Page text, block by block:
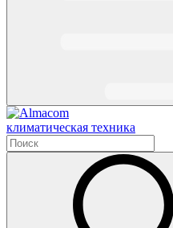
климатическая техника